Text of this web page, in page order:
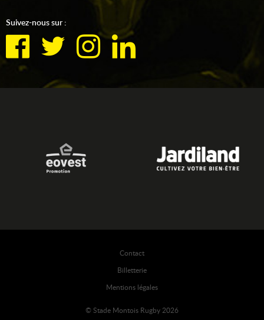
Suivez-nous sur :
Contact
Billetterie
Mentions légales
© Stade Montois Rugby 2026